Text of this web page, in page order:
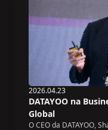
2026.04.23
DATAYOO na
Global
O CEO da DATAYOO,